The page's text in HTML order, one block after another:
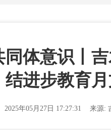
体意识丨
结进步教育
2025年05月27日 17:27:31 来源: